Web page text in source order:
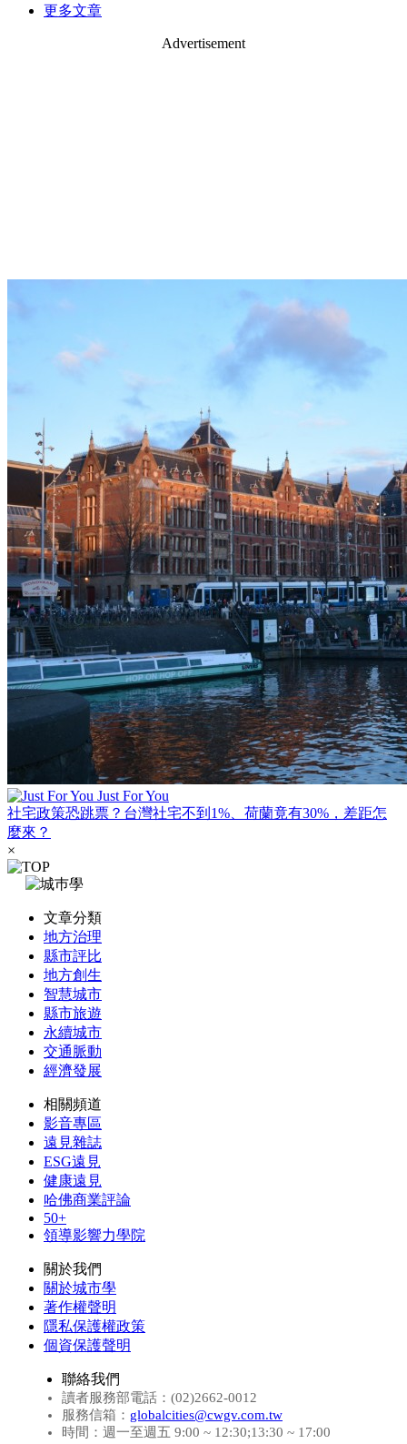
更多文章
Advertisement
Just For You
社宅政策恐跳票？台灣社宅不到1%、荷蘭竟有30%，差距怎
麼來？
×
文章分類
地方治理
縣市評比
地方創生
智慧城市
縣市旅遊
永續城市
交通脈動
經濟發展
相關頻道
影音專區
遠見雜誌
ESG遠見
健康遠見
哈佛商業評論
50+
領導影響力學院
關於我們
關於城市學
著作權聲明
隱私保護權政策
個資保護聲明
聯絡我們
讀者服務部電話：(02)2662-0012
服務信箱： globalcities@cwgv.com.tw
時間：週一至週五 9:00 ~ 12:30;13:30 ~ 17:00